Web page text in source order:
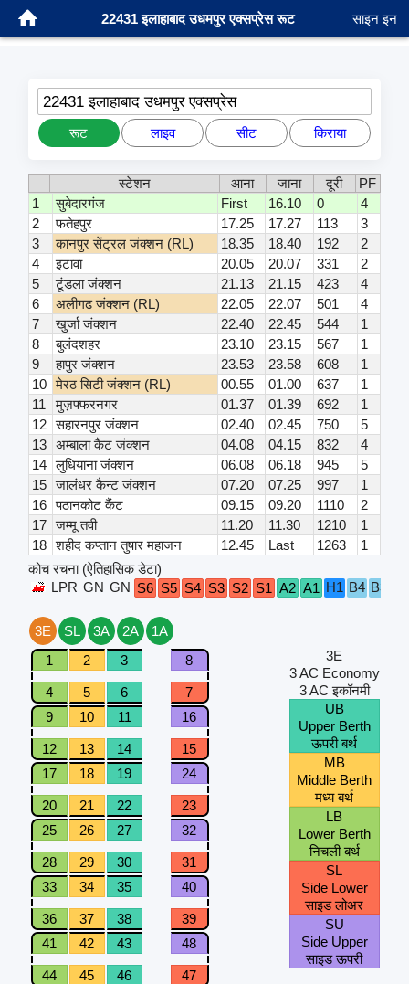
22431 इलाहाबाद उधमपुर एक्सप्रेस रूट साइन इन
22431 इलाहाबाद उधमपुर एक्सप्रेस
रूट लाइव सीट किराया
स्टेशन आना जाना दूरी
PF
1
सुबेदारगंज First 16.10 0
4
2
फतेहपुर 17.25 17.27 113
3
3
कानपुर सेंट्रल जंक्शन (RL) 18.35 18.40 192
2
4
इटावा 20.05 20.07 331
2
5
टूंडला जंक्शन 21.13 21.15 423
4
6
अलीगढ जंक्शन (RL) 22.05 22.07 501
4
7
खुर्जा जंक्शन 22.40 22.45 544
1
8
बुलंदशहर 23.10 23.15 567
1
9
हापुर जंक्शन 23.53 23.58 608
1
10 मेरठ सिटी जंक्शन (RL) 00.55 01.00 637
1
11
मुज़फ्फरनगर 01.37 01.39 692
1
12 सहारनपुर जंक्शन 02.40 02.45 750
5
13
अम्बाला कैंट जंक्शन 04.08 04.15 832
4
14 लुधियाना जंक्शन 06.08 06.18 945
5
15 जालंधर कैन्ट जंक्शन 07.20 07.25 997
1
16 पठानकोट कैंट 09.15 09.20 1110
2
17 जम्मू तवी 11.20 11.30 1210
1
18 शहीद कप्तान तुषार महाजन 12.45 Last 1263
1
कोच रचना (ऐतिहासिक डेटा)
LPR GN GN S6 S5 S4 S3 S2 S1 A2 A1 H1 B4 B3
3E SL 3A 2A
1A
1
2 3 8
4 5 6
7
9
10 11 16
12 13 14
15
17
18 19 24
20 21 22
23
25
26 27 32
28 29 30
31
33
34 35 40
36 37 38
39
41
42 43 48
44 45 46
47
3E
3 AC Economy
3 AC इकॉनमी
UB
Upper Berth
ऊपरी बर्थ
MB
Middle Berth
मध्य बर्थ
LB
Lower Berth
निचली बर्थ
SL
Side Lower
साइड लोअर
SU
Side Upper
साइड ऊपरी